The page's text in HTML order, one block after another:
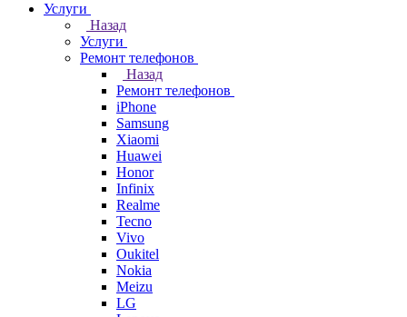
Услуги
Назад
Услуги
Ремонт телефонов
Назад
Ремонт телефонов
iPhone
Samsung
Xiaomi
Huawei
Honor
Infinix
Realme
Tecno
Vivo
Oukitel
Nokia
Meizu
LG